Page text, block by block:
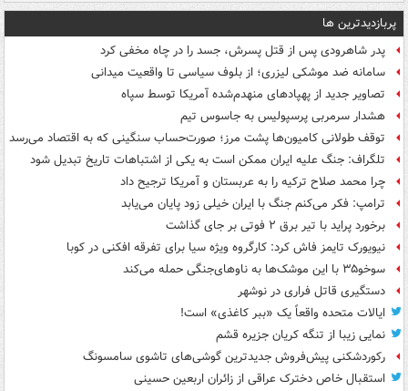
پربازدیدترین ها
پدر شاهرودی پس از قتل پسرش، جسد را در چاه مخفی کرد
سامانه ضد موشکی لیزری؛ از بلوف سیاسی تا واقعیت میدانی
تصاویر جدید از پهپادهای منهدم‌شده آمریکا توسط سپاه
هشدار سرمربی پرسپولیس به جاسوس تیم
توقف طولانی کامیون‌ها پشت مرز؛ صورت‌حساب سنگینی که به اقتصاد می‌رسد
تلگراف: جنگ علیه ایران ممکن است به یکی از اشتباهات تاریخ تبدیل شود
چرا محمد صلاح ترکیه را به عربستان و آمریکا ترجیح داد
ترامپ: فکر می‌کنم جنگ با ایران خیلی زود پایان می‌یابد
برخورد پراید با تیر برق ۲ فوتی بر جای گذاشت
نیویورک تایمز فاش کرد: کارگروه ویژه سیا برای تفرقه افکنی در کوبا
سوخو۳۵ با این موشک‌ها به ناوهای‌جنگی حمله می‌کند
دستگیری قاتل فراری در نوشهر
ایالات متحده واقعاً یک «ببر کاغذی» است!
نمایی زیبا از تنگه کریان جزیره قشم
رکوردشکنی پیش‌فروش جدیدترین گوشی‌های تاشوی سامسونگ
استقبال خاص دخترک عراقی از زائران اربعین حسینی